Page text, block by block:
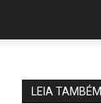
LEIA TAMBÉM